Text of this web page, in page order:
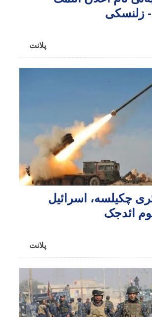
زلنسکی
پلانت
چکیلسه، اسرائیل
ائد‌جک
پلانت